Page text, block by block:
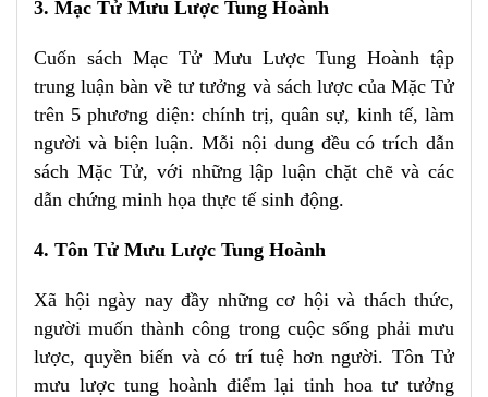
3. Mạc Tử Mưu Lược Tung Hoành
Cuốn sách Mạc Tử Mưu Lược Tung Hoành tập
trung luận bàn về tư tưởng và sách lược của Mặc Tử
trên 5 phương diện: chính trị, quân sự, kinh tế, làm
người và biện luận. Mỗi nội dung đều có trích dẫn
sách Mặc Tử, với những lập luận chặt chẽ và các
dẫn chứng minh họa thực tế sinh động.
4. Tôn Tử Mưu Lược Tung Hoành
Xã hội ngày nay đầy những cơ hội và thách thức,
người muốn thành công trong cuộc sống phải mưu
lược, quyền biến và có trí tuệ hơn người. Tôn Tử
mưu lược tung hoành điểm lại tinh hoa tư tưởng